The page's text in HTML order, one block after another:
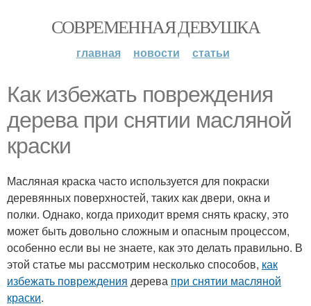
СОВРЕМЕННАЯ ДЕВУШКА
главная новости статьи
Как избежать повреждения
дерева при снятии масляной
краски
Масляная краска часто используется для покраски
деревянных поверхностей, таких как двери, окна и
полки. Однако, когда приходит время снять краску, это
может быть довольно сложным и опасным процессом,
особенно если вы не знаете, как это делать правильно. В
этой статье мы рассмотрим несколько способов, как
избежать повреждения дерева при снятии масляной
краски.